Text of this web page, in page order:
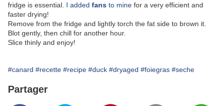
fridge is essential. I added fans to mine for a very efficient and
faster drying!
Remove from the fridge and lightly torch the fat side to brown it.
Blot gently, then chill for another hour.
Slice thinly and enjoy!
#canard #recette #recipe #duck #dryaged #foiegras #seche
Partager